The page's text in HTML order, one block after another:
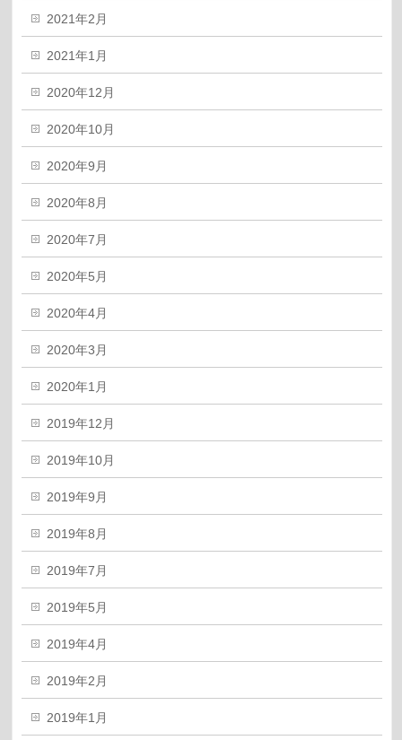
2021年2月
2021年1月
2020年12月
2020年10月
2020年9月
2020年8月
2020年7月
2020年5月
2020年4月
2020年3月
2020年1月
2019年12月
2019年10月
2019年9月
2019年8月
2019年7月
2019年5月
2019年4月
2019年2月
2019年1月